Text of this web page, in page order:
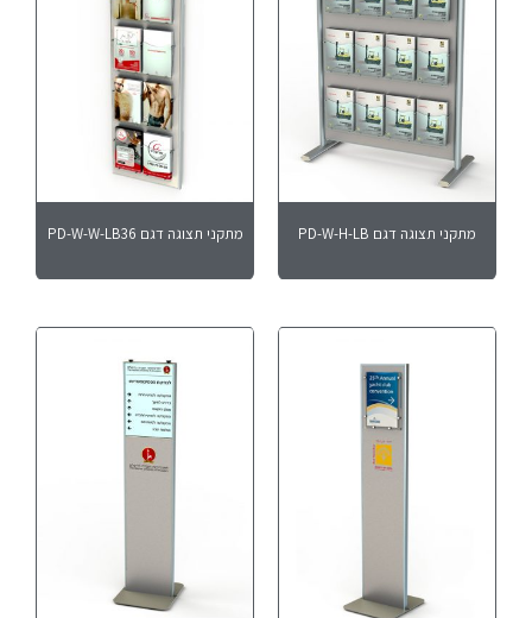
מתקני תצוגה דגם PD-W-H-LB מתקני תצוגה דגם PD-W-W-LB36